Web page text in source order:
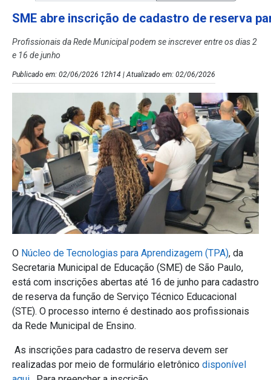
SME abre inscrição de cadastro de reserva
Profissionais da Rede Municipal podem se inscrever entre os dias 2
e 16 de junho
Publicado em: 02/06/2026 12h14 | Atualizado em: 02/06/2026
O Núcleo de Tecnologias para Aprendizagem (TPA), da
Secretaria Municipal de Educação (SME) de São Paulo,
está com inscrições abertas até 16 de junho para cadastro
de reserva da função de Serviço Técnico Educacional
(STE). O processo interno é destinado aos profissionais
da Rede Municipal de Ensino.
As inscrições para cadastro de reserva devem ser
realizadas por meio de formulário eletrônico disponível